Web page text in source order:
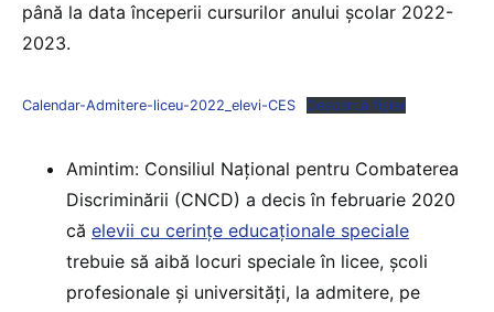
până la data începerii cursurilor anului școlar 2022-
2023.
Calendar-Admitere-liceu-2022_elevi-CES Descarcă fișier
Amintim: Consiliul Național pentru Combaterea
Discriminării (CNCD) a decis în februarie 2020
că elevii cu cerințe educaționale speciale
trebuie să aibă locuri speciale în licee, școli
profesionale și universități, la admitere, pe